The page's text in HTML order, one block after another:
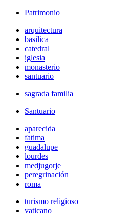
Patrimonio
arquitectura
basilica
catedral
iglesia
monasterio
santuario
sagrada familia
Santuario
aparecida
fatima
guadalupe
lourdes
medjugorje
peregrinación
roma
turismo religioso
vaticano